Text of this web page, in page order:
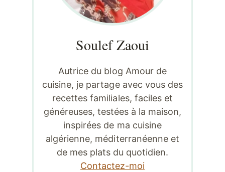
Soulef Zaoui
Autrice du blog Amour de
cuisine, je partage avec vous des
recettes familiales, faciles et
généreuses, testées à la maison,
inspirées de ma cuisine
algérienne, méditerranéenne et
de mes plats du quotidien.
Contactez-moi